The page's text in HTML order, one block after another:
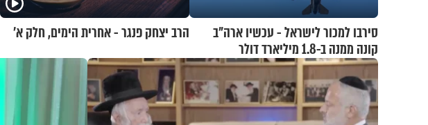
סירבו למכור לישראל - עכשיו ארה"ב
קונה ממנה ב-1.8 מיליארד דולר
הרב יצחק פנגר - אחרית הימים, חלק א’